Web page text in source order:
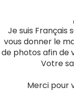
Je suis Français
vous donner le
de photos afin de
Votre
Merci pour